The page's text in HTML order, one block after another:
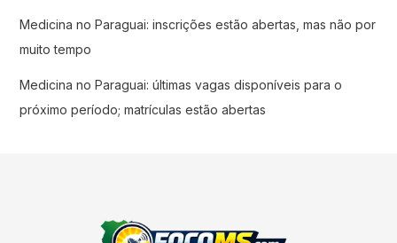
Medicina no Paraguai: inscrições estão abertas, mas não por
muito tempo
Medicina no Paraguai: últimas vagas disponíveis para o
próximo período; matrículas estão abertas